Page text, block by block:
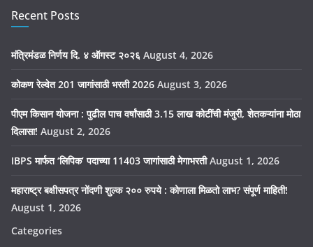
Recent Posts
मंत्रिमंडळ निर्णय दि. ४ ऑगस्ट २०२६ August 4, 2026
कोकण रेल्वेत 201 जागांसाठी भरती 2026 August 3, 2026
पीएम किसान योजना : पुढील पाच वर्षांसाठी 3.15 लाख कोटींची मंजुरी, शेतकऱ्यांना मोठा
दिलासा! August 2, 2026
IBPS मार्फत ‘लिपिक’ पदाच्या 11403 जागांसाठी मेगाभरती August 1, 2026
महाराष्ट्र बक्षीसपत्र नोंदणी शुल्क २०० रुपये : कोणाला मिळतो लाभ? संपूर्ण माहिती!
August 1, 2026
Categories